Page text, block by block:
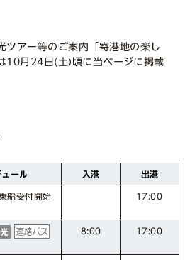
ツアー等のご案内「寄港地の楽し
10月24日(土)頃に当ページに掲載
ュール 入港 出港
乗船受付開始 17:00
8:00 17:00